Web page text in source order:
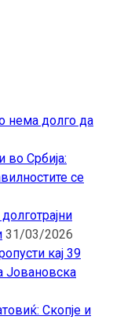
нема долго да
во Србија:
се
31/03/2026
кај 39
Јовановска
Скопје и